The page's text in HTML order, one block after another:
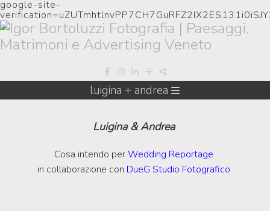
google-site-
luigina + andrea
Luigina & Andrea
Cosa intendo perWedding Reportage
in collaborazione con DueG Studio Fotografico